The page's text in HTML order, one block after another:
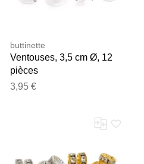
buttinette
Ventouses, 3,5 cm Ø, 12
pièces
3,95 €